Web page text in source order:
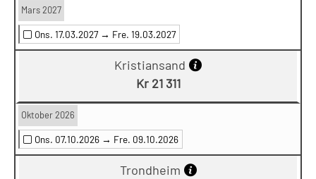
Mars 2027
Ons. 17.03.2027 → Fre. 19.03.2027
Kristiansand
Kr 21 311
Oktober 2026
Ons. 07.10.2026 → Fre. 09.10.2026
Trondheim